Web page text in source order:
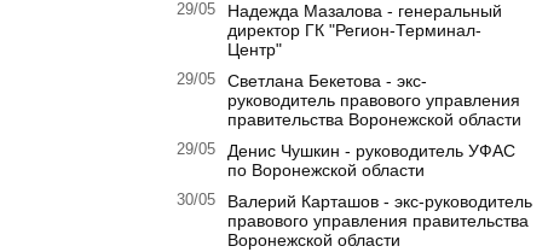
29/05
Надежда Мазалова - генеральный
директор ГК "Регион-Терминал-
Центр"
29/05
Светлана Бекетова - экс-
руководитель правового управления
правительства Воронежской области
29/05
Денис Чушкин - руководитель УФАС
по Воронежской области
30/05
Валерий Карташов - экс-руководитель
правового управления правительства
Воронежской области